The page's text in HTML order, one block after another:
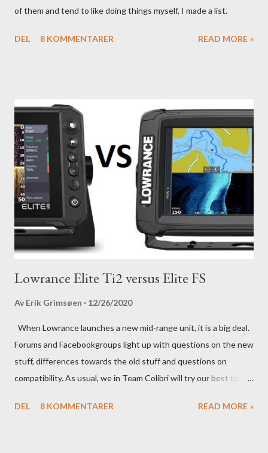
of them and tend to like doing things myself, I made a list.
DEL 8 KOMMENTARER READ MORE »
Lowrance Elite Ti2 versus Elite FS
Av Erik Grimsøen 12/26/2020
When Lowrance launches a new mid-range unit, it is a big deal.
Forums and Facebookgroups light up with questions on the new
stuff, differences towards the old stuff and questions on
compatibility. As usual, we in Team Colibri will try our best to
in-your-boat approach.
DEL 8 KOMMENTARER READ MORE »